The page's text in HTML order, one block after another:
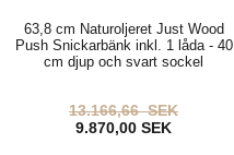
63,8 cm Naturoljeret Just Wood
Push Snickarbänk inkl. 1 låda - 40
cm djup och svart sockel
13.166,66SEK
9.870,00SEK